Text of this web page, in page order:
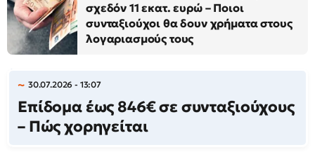
σχεδόν 11 εκατ. ευρώ – Ποιοι
συνταξιούχοι θα δουν χρήματα στους
λογαριασμούς τους
30.07.2026 - 13:07
Επίδομα έως 846€ σε συνταξιούχους
– Πώς χορηγείται